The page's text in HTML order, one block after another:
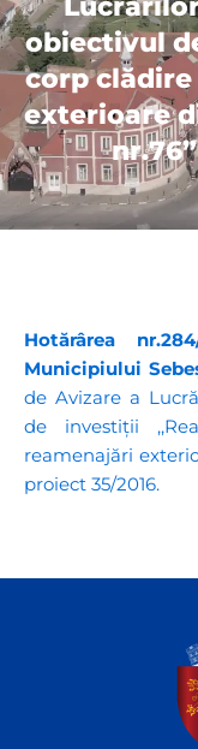
obiectivul
corp
exterioare
Hotărârea
Municipiului
de Avizare a
de investiții
reamenajări
proiect 35/2016.